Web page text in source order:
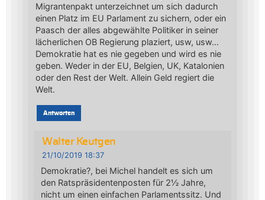
Migrantenpakt unterzeichnet um sich dadurch
einen Platz im EU Parlament zu sichern, oder ein
Paasch der alles abgewählte Politiker in seiner
lächerlichen OB Regierung plaziert, usw, usw…
Demokratie hat es nie gegeben und wird es nie
geben. Weder in der EU, Belgien, UK, Katalonien
oder den Rest der Welt. Allein Geld regiert die
Welt.
Antworten
Walter Keutgen
21/10/2019 18:37
Demokratie?, bei Michel handelt es sich um
den Ratspräsidentenposten für 2½ Jahre,
nicht um einen einfachen Parlamentssitz. Und